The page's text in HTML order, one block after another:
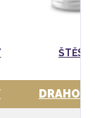
ŠTĚSTÍ